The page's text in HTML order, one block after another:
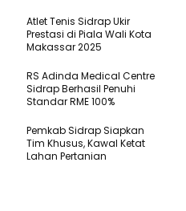
Atlet Tenis Sidrap Ukir
Prestasi di Piala Wali Kota
Makassar 2025
RS Adinda Medical Centre
Sidrap Berhasil Penuhi
Standar RME 100%
Pemkab Sidrap Siapkan
Tim Khusus, Kawal Ketat
Lahan Pertanian